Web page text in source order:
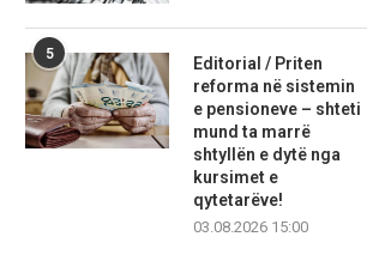
5
Editorial / Priten
reforma në sistemin
e pensioneve – shteti
mund ta marrë
shtyllën e dytë nga
kursimet e
qytetarëve!
03.08.2026 15:00